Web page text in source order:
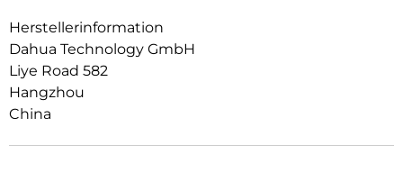
Herstellerinformation
Dahua Technology GmbH
Liye Road 582
Hangzhou
China